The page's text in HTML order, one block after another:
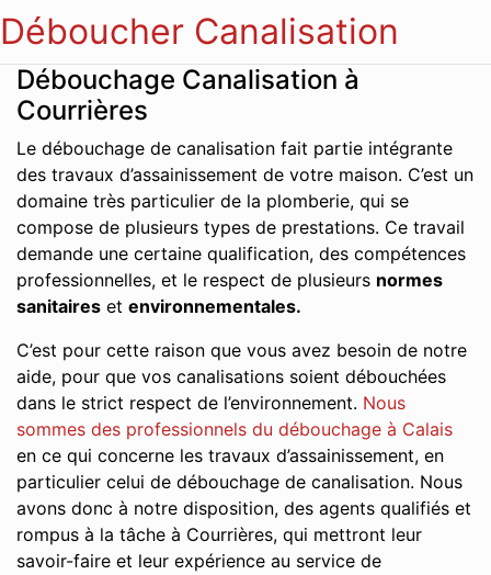
Déboucher Canalisation
Débouchage Canalisation à
Courrières
Le débouchage de canalisation fait partie intégrante
des travaux d’assainissement de votre maison. C’est un
domaine très particulier de la plomberie, qui se
compose de plusieurs types de prestations. Ce travail
demande une certaine qualification, des compétences
professionnelles, et le respect de plusieurs normes
sanitaires et environnementales.
C’est pour cette raison que vous avez besoin de notre
aide, pour que vos canalisations soient débouchées
dans le strict respect de l’environnement. Nous
sommes des professionnels du débouchage à Calais
en ce qui concerne les travaux d’assainissement, en
particulier celui de débouchage de canalisation. Nous
avons donc à notre disposition, des agents qualifiés et
rompus à la tâche à Courrières, qui mettront leur
savoir-faire et leur expérience au service de